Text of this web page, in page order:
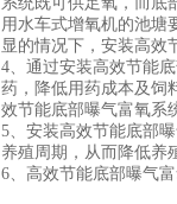
用水车式增氧机的池塘
显的情况下，安装高效
4、通过安装高效节能
药，降低用药成本及饲
效节能底部曝气富氧系
5、安装高效节能底部
养殖周期，从而降低养
6、高效节能底部曝气